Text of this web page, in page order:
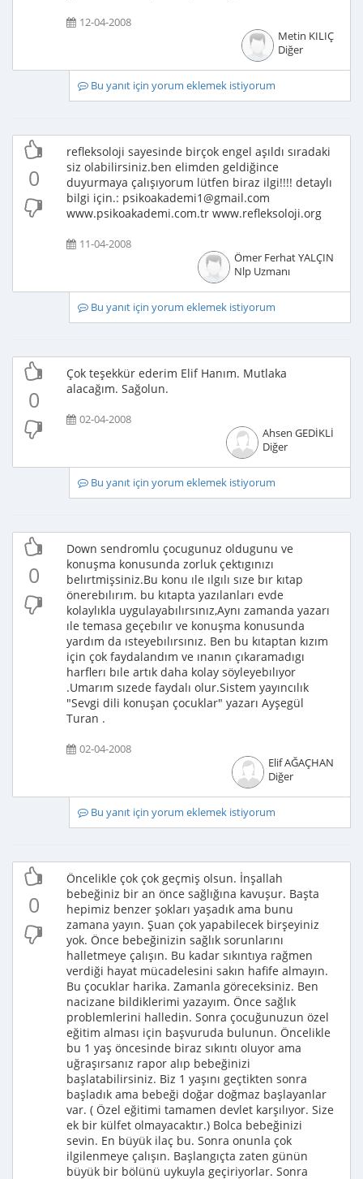
12-04-2008
Metin KILIÇ
Diğer
Bu yanıt için yorum eklemek istiyorum
0
refleksoloji sayesinde birçok engel aşıldı sıradaki
siz olabilirsiniz.ben elimden geldiğince
duyurmaya çalışıyorum lütfen biraz ilgi!!!! detaylı
bilgi için.: psikoakademi1@gmail.com
www.psikoakademi.com.tr www.refleksoloji.org
11-04-2008
Ömer Ferhat YALÇIN
Nlp Uzmanı
Bu yanıt için yorum eklemek istiyorum
0
Çok teşekkür ederim Elif Hanım. Mutlaka
alacağım. Sağolun.
02-04-2008
Ahsen GEDİKLİ
Diğer
Bu yanıt için yorum eklemek istiyorum
0
Down sendromlu çocugunuz oldugunu ve
konuşma konusunda zorluk çektıgınızı
belırtmişsiniz.Bu konu ıle ılgılı sıze bır kıtap
önerebılırım. bu kıtapta yazılanları evde
kolaylıkla uygulayabılırsınız,Aynı zamanda yazarı
ıle temasa geçebılır ve konuşma konusunda
yardım da ısteyebılırsınız. Ben bu kıtaptan kızım
için çok faydalandım ve ınanın çıkaramadıgı
harflerı bıle artık daha kolay söyleyebılıyor
.Umarım sızede faydalı olur.Sistem yayıncılık
"Sevgi dili konuşan çocuklar" yazarı Ayşegül
Turan .
02-04-2008
Elif AĞAÇHAN
Diğer
Bu yanıt için yorum eklemek istiyorum
0
Öncelikle çok çok geçmiş olsun. İnşallah
bebeğiniz bir an önce sağlığına kavuşur. Başta
hepimiz benzer şokları yaşadık ama bunu
zamana yayın. Şuan çok yapabilecek birşeyiniz
yok. Önce bebeğinizin sağlık sorunlarını
halletmeye çalışın. Bu kadar sıkıntıya rağmen
verdiği hayat mücadelesini sakın hafife almayın.
Bu çocuklar harika. Zamanla göreceksiniz. Ben
nacizane bildiklerimi yazayım. Önce sağlık
problemlerini halledin. Sonra çocuğunuzun özel
eğitim alması için başvuruda bulunun. Öncelikle
bu 1 yaş öncesinde biraz sıkıntı oluyor ama
uğraşırsanız rapor alıp bebeğinizi
başlatabilirsiniz. Biz 1 yaşını geçtikten sonra
başladık ama bebeği doğar doğmaz başlayanlar
var. ( Özel eğitimi tamamen devlet karşılıyor. Size
ek bir külfet olmayacaktır.) Bolca bebeğinizi
sevin. En büyük ilaç bu. Sonra onunla çok
ilgilenmeye çalışın. Başlangıçta zaten günün
büyük bir bölünü uykuyla geçiriyorlar. Sonra